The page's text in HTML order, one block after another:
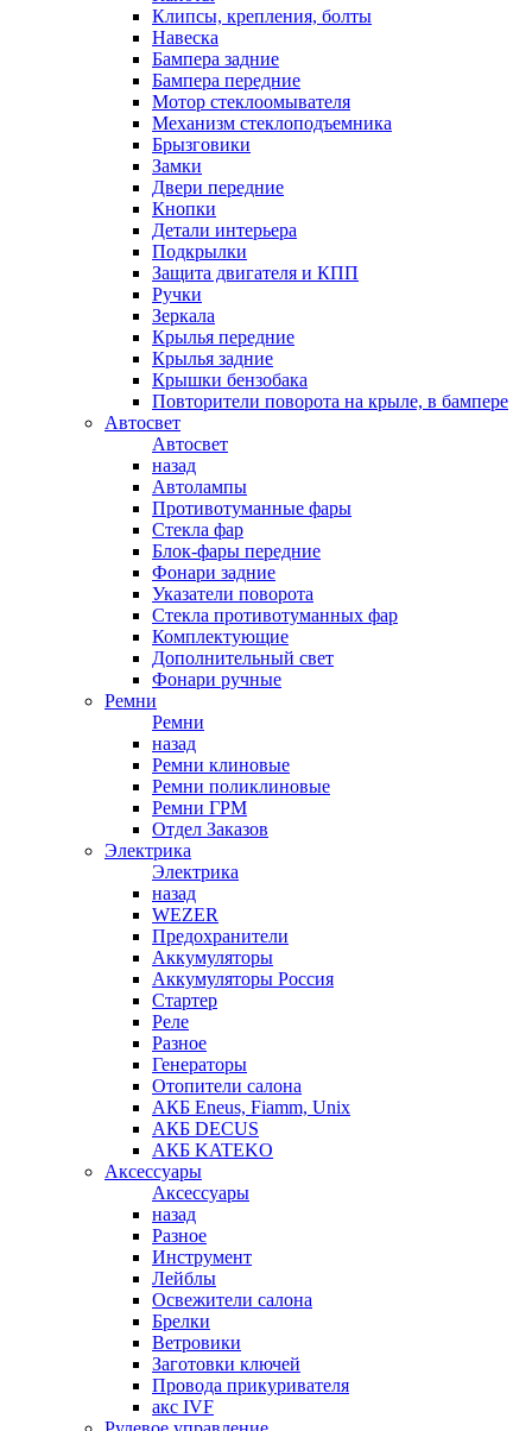
Клипсы, крепления, болты
Навеска
Бампера задние
Бампера передние
Мотор стеклоомывателя
Механизм стеклоподъемника
Брызговики
Замки
Двери передние
Кнопки
Детали интерьера
Подкрылки
Защита двигателя и КПП
Ручки
Зеркала
Крылья передние
Крылья задние
Крышки бензобака
Повторители поворота на крыле, в бампере
Автосвет
Автосвет
назад
Автолампы
Противотуманные фары
Стекла фар
Блок-фары передние
Фонари задние
Указатели поворота
Стекла противотуманных фар
Комплектующие
Дополнительный свет
Фонари ручные
Ремни
Ремни
назад
Ремни клиновые
Ремни поликлиновые
Ремни ГРМ
Отдел Заказов
Электрика
Электрика
назад
WEZER
Предохранители
Аккумуляторы
Аккумуляторы Россия
Стартер
Реле
Разное
Генераторы
Отопители салона
АКБ Eneus, Fiamm, Unix
АКБ DECUS
АКБ KATEKO
Аксессуары
Аксессуары
назад
Разное
Инструмент
Лейблы
Освежители салона
Брелки
Ветровики
Заготовки ключей
Провода прикуривателя
акс IVF